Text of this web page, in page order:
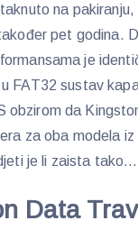
na
pet godina.
je
FAT32 sustav
obzirom da
za oba modela
je li zaista
Data